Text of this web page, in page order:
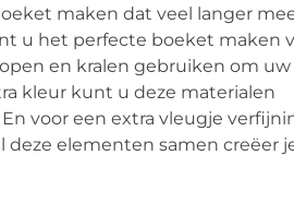
maken dat veel langer
u het perfecte boeket maken
en kralen gebruiken om uw
kleur kunt u deze materialen
voor een extra vleugje
elementen samen creëer